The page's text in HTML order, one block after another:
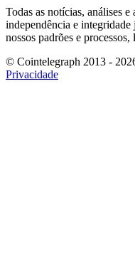
Todas as notícias, análises
independência e integridade
nossos padrões e processos,
© Cointelegraph 2013 -
Privacidade